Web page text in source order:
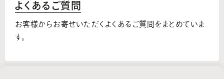
よくあるご質問
お客様からお寄せいただくよくあるご質問をまとめていま
す。